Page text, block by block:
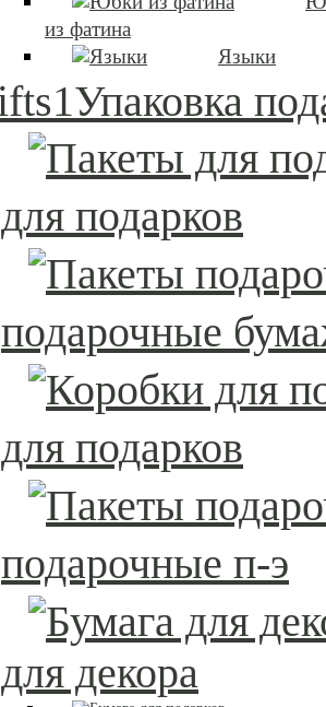
из фатина
Языки
Упаковка
для подарков
подарочные
для подарков
подарочные п-э
для декора